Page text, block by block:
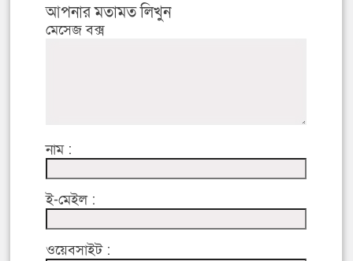
আপনার মতামত লিখুন
মেসেজ বক্স
নাম :
ই-মেইল :
ওয়েবসাইট :